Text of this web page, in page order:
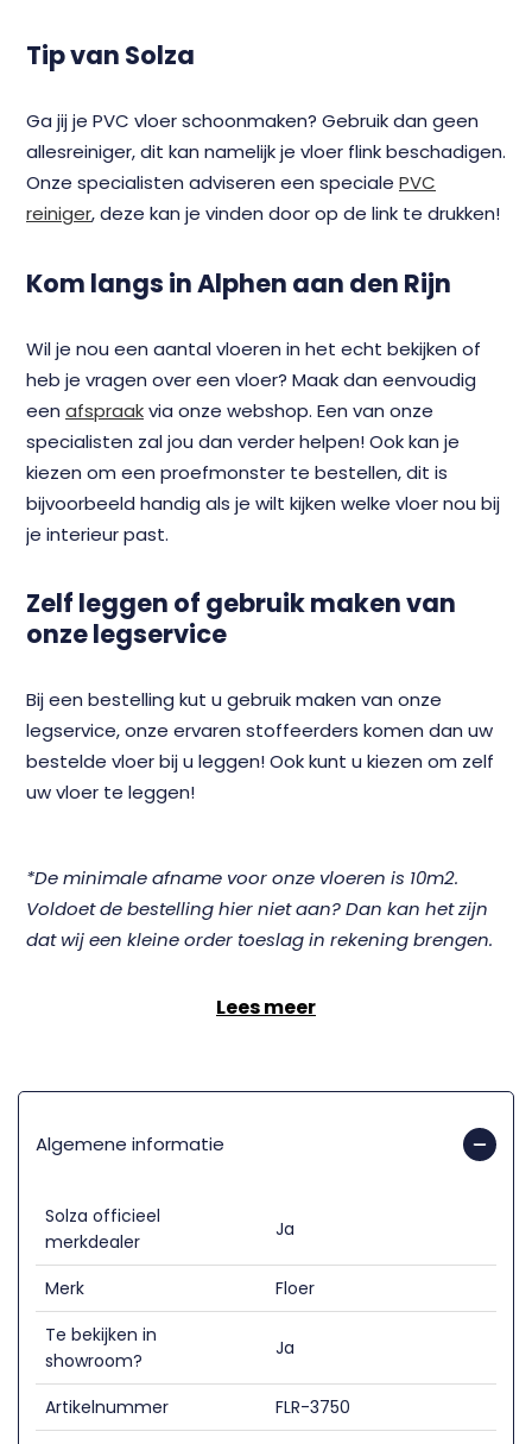
Tip van Solza
Ga jij je PVC vloer schoonmaken? Gebruik dan geen
allesreiniger, dit kan namelijk je vloer flink beschadigen.
Onze specialisten adviseren een speciale PVC
reiniger, deze kan je vinden door op de link te drukken!
Kom langs in Alphen aan den Rijn
Wil je nou een aantal vloeren in het echt bekijken of
heb je vragen over een vloer? Maak dan eenvoudig
een afspraakvia onze webshop. Een van onze
specialisten zal jou dan verder helpen! Ook kan je
kiezen om een proefmonster te bestellen, dit is
bijvoorbeeld handig als je wilt kijken welke vloer nou bij
je interieur past.
Zelf leggen of gebruik maken van
onze legservice
Bij een bestelling kut u gebruik maken van onze
legservice, onze ervaren stoffeerders komen dan uw
bestelde vloer bij u leggen! Ook kunt u kiezen om zelf
uw vloer te leggen!
*De minimale afname voor onze vloeren is 10m2.
Voldoet de bestelling hier niet aan? Dan kan het zijn
dat wij een kleine order toeslag in rekening brengen.
Lees meer
Algemene informatie
Solza officieel
merkdealer
Ja
Merk
Floer
Te bekijken in
showroom?
Ja
Artikelnummer
FLR-3750